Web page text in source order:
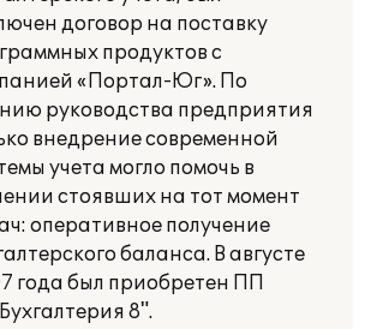
договор на поставку
продуктов с
«Портал-Юг». По
руководства предприятия
внедрение современной
учета могло помочь в
стоявших на тот момент
оперативное получение
баланса. В августе
года был приобретен ПП
8".